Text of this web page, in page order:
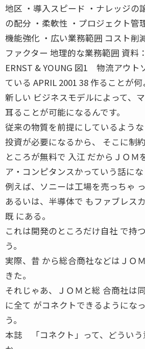
地区 ・導入スピード ・ナレッジの
の配分 ・柔軟性 ・プロジェクト管
機能強化 ・広い業務範囲 コスト削
ファクター 地理的な業務範囲 資料
ERNST & YOUNG 図1 物流アウト
ている APRIL 2001 38 作ることが何
新しい ビジネスモデルによって、
耳ることが可能になるんです。
従来の物質を前提にしているよう
投資が必要になるから、 そこに制約
ところが無料で 入江 だからＪＯＭ
ア・コンピタンスかっていう話にな
例えば、ソニーは工場を売っちゃ
あるいは、半導体で もファブレス
既 にある。
これは開発のところだけ自社 で持
う。
実際、昔 から総合商社などはＪＯ
きた。
それじゃあ、ＪＯＭと総 合商社は
に全て がコネクトできるようにな
う。
本誌 「コネクト」って、どういう